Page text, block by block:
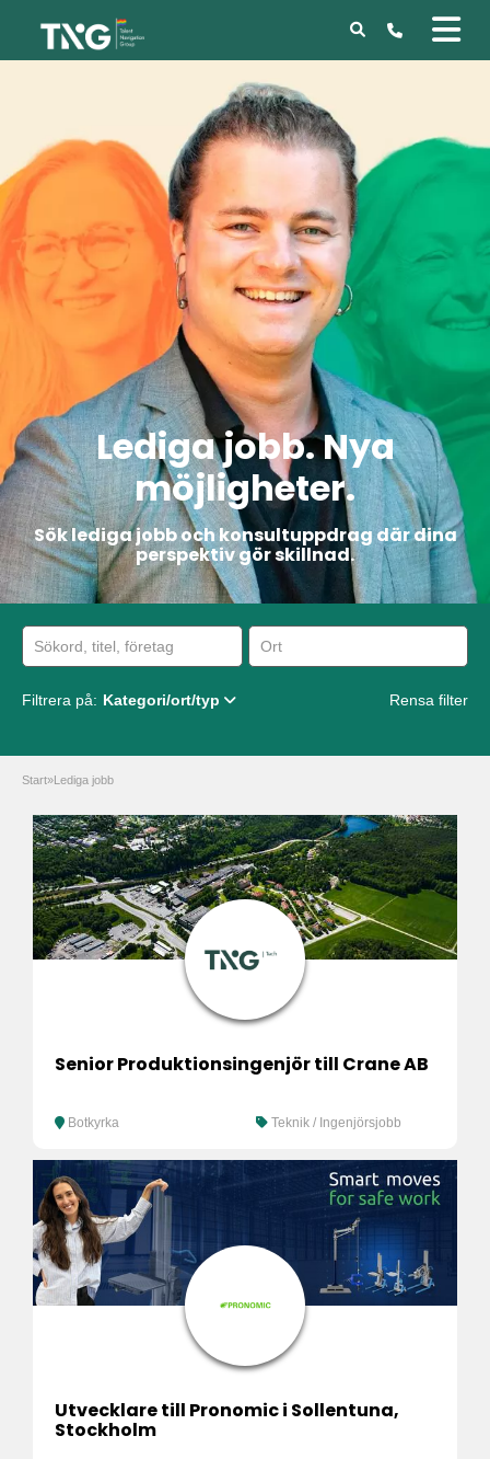
Lediga jobb. Nya
möjligheter.
Sök lediga jobb och konsultuppdrag där dina
perspektiv gör skillnad.
Filtrera på: Kategori/ort/typ Rensa filter
Start»Lediga jobb
Senior Produktionsingenjör till Crane AB
Botkyrka Teknik / Ingenjörsjobb
Utvecklare till Pronomic i Sollentuna,
Stockholm